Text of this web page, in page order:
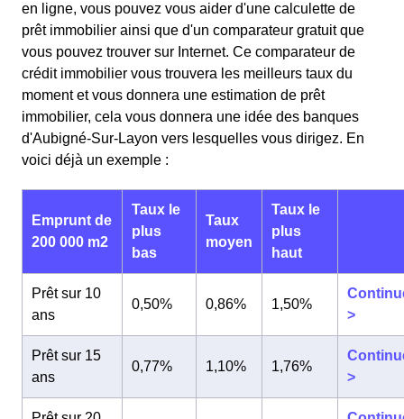
en ligne, vous pouvez vous aider d'une calculette de
prêt immobilier ainsi que d'un comparateur gratuit que
vous pouvez trouver sur Internet. Ce comparateur de
crédit immobilier vous trouvera les meilleurs taux du
moment et vous donnera une estimation de prêt
immobilier, cela vous donnera une idée des banques
d'Aubigné-Sur-Layon vers lesquelles vous dirigez. En
voici déjà un exemple :
Emprunt de
200 000 m2
Taux le
plus
bas
Taux
moyen
Taux le
plus
haut
Prêt sur 10
ans
0,50% 0,86% 1,50%
>
Prêt sur 15
ans
0,77% 1,10% 1,76%
>